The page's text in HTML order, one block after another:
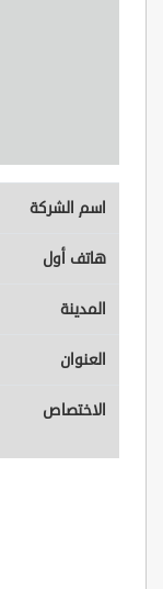
اسم الشركة
هاتف أول
المدينة
العنوان
الاختصاص